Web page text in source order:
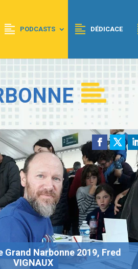
PODCASTS DÉDICACE
Grand Narbonne 2019, Fred
VIGNAUX